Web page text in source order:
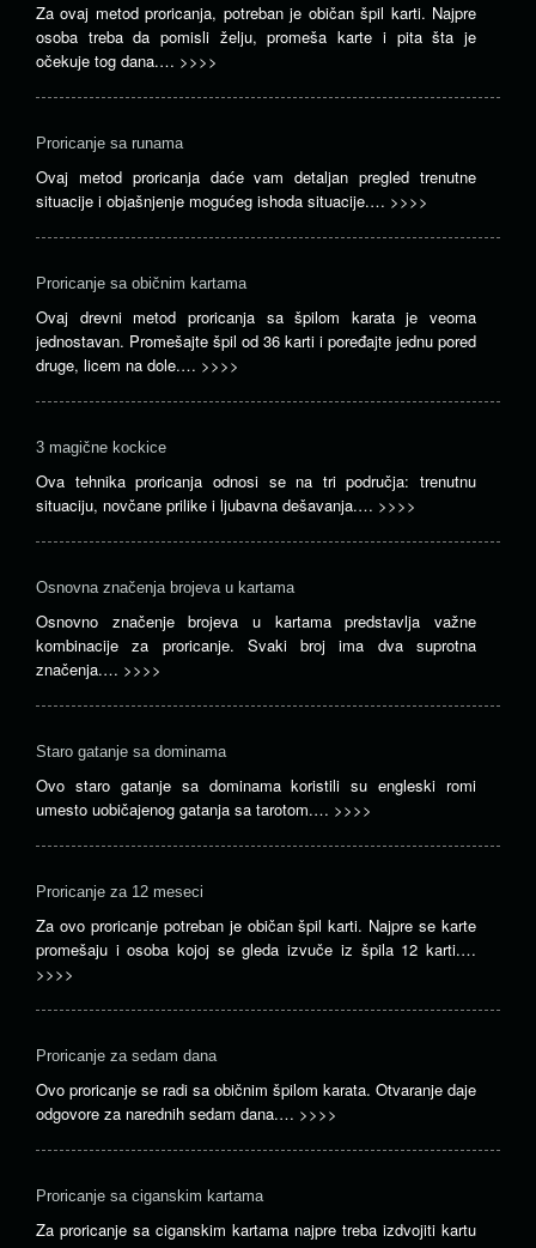
Za ovaj metod proricanja, potreban je običan špil karti. Najpre
osoba treba da pomisli želju, promeša karte i pita šta je
očekuje tog dana.… >>>>
Proricanje sa runama
Ovaj metod proricanja daće vam detaljan pregled trenutne
situacije i objašnjenje mogućeg ishoda situacije.… >>>>
Proricanje sa običnim kartama
Ovaj drevni metod proricanja sa špilom karata je veoma
jednostavan. Promešajte špil od 36 karti i poređajte jednu pored
druge, licem na dole.… >>>>
3 magične kockice
Ova tehnika proricanja odnosi se na tri područja: trenutnu
situaciju, novčane prilike i ljubavna dešavanja.… >>>>
Osnovna značenja brojeva u kartama
Osnovno značenje brojeva u kartama predstavlja važne
kombinacije za proricanje. Svaki broj ima dva suprotna
značenja.… >>>>
Staro gatanje sa dominama
Ovo staro gatanje sa dominama koristili su engleski romi
umesto uobičajenog gatanja sa tarotom.… >>>>
Proricanje za 12 meseci
Za ovo proricanje potreban je običan špil karti. Najpre se karte
promešaju i osoba kojoj se gleda izvuče iz špila 12 karti.…
>>>>
Proricanje za sedam dana
Ovo proricanje se radi sa običnim špilom karata. Otvaranje daje
odgovore za narednih sedam dana.… >>>>
Proricanje sa ciganskim kartama
Za proricanje sa ciganskim kartama najpre treba izdvojiti kartu